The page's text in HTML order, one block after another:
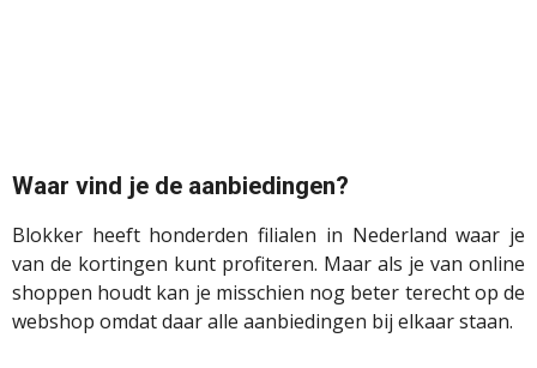
Waar vind je de aanbiedingen?
Blokker heeft honderden filialen in Nederland waar je
van de kortingen kunt profiteren. Maar als je van online
shoppen houdt kan je misschien nog beter terecht op de
webshop omdat daar alle aanbiedingen bij elkaar staan.